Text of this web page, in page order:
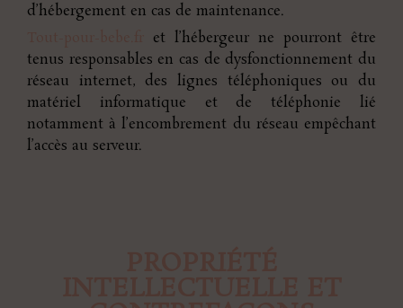
d’hébergement en cas de maintenance.
et l’hébergeur ne pourront être
tenus responsables en cas de dysfonctionnement du
réseau internet, des lignes téléphoniques ou du
matériel informatique et de téléphonie lié
notamment à l’encombrement du réseau empêchant
l’accès au serveur.